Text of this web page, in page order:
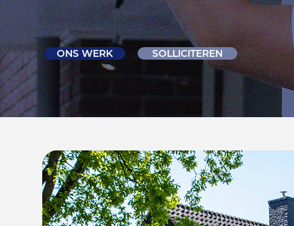
ONS WERK SOLLICITEREN